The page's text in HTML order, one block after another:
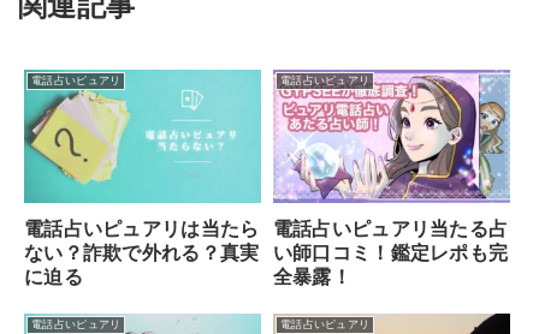
電話占いピュアリ
電話占いピュアリは当たら
ない？詐欺で外れる？真実
に迫る
電話占いピュアリ
電話占いピュアリ当たる占
い師口コミ！鑑定レポも完
全暴露！
電話占いピュアリ 電話占いピュアリ